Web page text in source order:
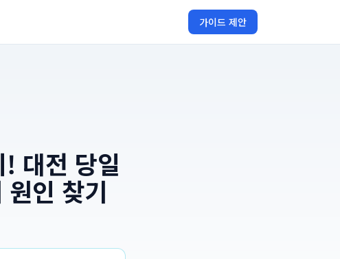
가이드 제안
대전 당일
인 찾기